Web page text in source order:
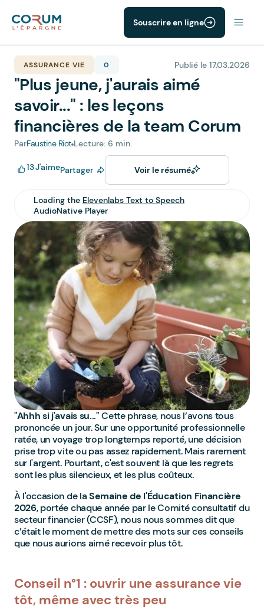
Souscrire en ligne
ASSURANCE VIE 0 Publié le 17.03.2026
"Plus jeune, j'aurais aimé
savoir..." : les leçons
financières de la team Corum
ParFaustine Riot Lecture: 6 min.
13J'aimePartager Voir le résumé
Loading the Elevenlabs Text to Speech
AudioNative Player
"Ahhh si j'avais su..."Cette phrase, nous l’avons tous
prononcée un jour. Sur une opportunité professionnelle
ratée, un voyage trop longtemps reporté, une décision
prise trop vite ou pas assez rapidement. Mais rarement
sur l'argent. Pourtant, c'est souvent là que les regrets
sont les plus silencieux, et les plus coûteux.
À l'occasion de laSemaine de l'Éducation Financière
2026, portée chaque année par le Comité consultatif du
secteur financier (CCSF), nous nous sommes dit que
c’était le moment de mettre des mots sur ces conseils
que nous aurions aimé recevoir plus tôt.
Conseil n°1 : ouvrir une assurance vie
tôt, même avec très peu